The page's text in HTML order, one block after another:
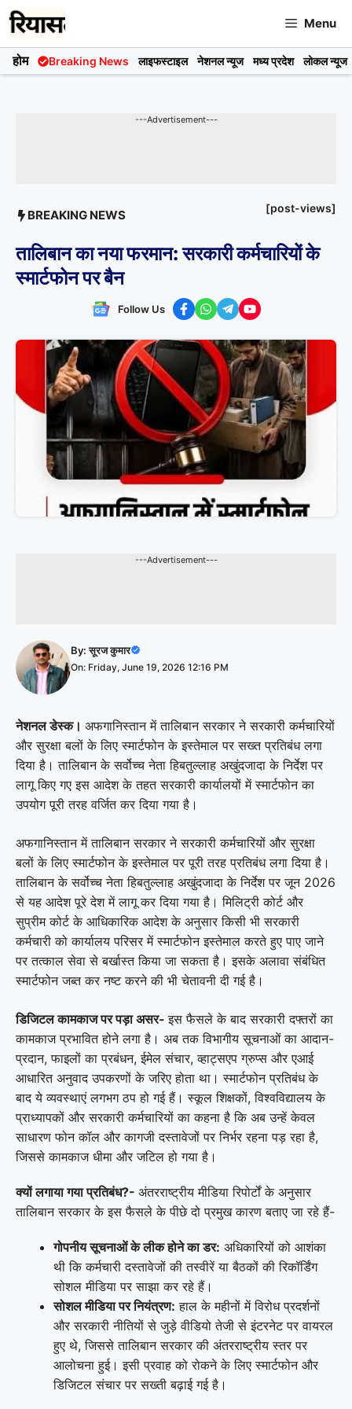
Skip
to
content
Menu
होम Breaking News लाइफस्टाइल नेशनल न्यूज मध्य प्रदेश लोकल न्यूज
---Advertisement---
BREAKING NEWS [post-views]
तालिबान का नया फरमान: सरकारी कर्मचारियों के
स्मार्टफोन पर बैन
Follow Us
---Advertisement---
By:सूरज कुमार
On: Friday, June 19, 2026 12:16 PM
नेशनल डेस्क। अफगानिस्तान में तालिबान सरकार ने सरकारी कर्मचारियों
और सुरक्षा बलों के लिए स्मार्टफोन के इस्तेमाल पर सख्त प्रतिबंध लगा
दिया है। तालिबान के सर्वोच्च नेता हिबतुल्लाह अखुंदजादा के निर्देश पर
लागू किए गए इस आदेश के तहत सरकारी कार्यालयों में स्मार्टफोन का
उपयोग पूरी तरह वर्जित कर दिया गया है।
अफगानिस्तान में तालिबान सरकार ने सरकारी कर्मचारियों और सुरक्षा
बलों के लिए स्मार्टफोन के इस्तेमाल पर पूरी तरह प्रतिबंध लगा दिया है।
तालिबान के सर्वोच्च नेताहिबतुल्लाह अखुंदजादा के निर्देश पर जून 2026
से यह आदेश पूरे देश में लागू कर दिया गया है। मिलिट्री कोर्ट और
सुप्रीम कोर्ट के आधिकारिक आदेश के अनुसार किसी भी सरकारी
कर्मचारी को कार्यालय परिसर में स्मार्टफोन इस्तेमाल करते हुए पाए जाने
पर तत्काल सेवा से बर्खास्त किया जा सकता है। इसके अलावा संबंधित
स्मार्टफोन जब्त कर नष्ट करने की भी चेतावनी दी गई है।
डिजिटल कामकाज पर पड़ा असर-इस फैसले के बाद सरकारी दफ्तरों का
कामकाज प्रभावित होने लगा है। अब तक विभागीय सूचनाओं का आदान-
प्रदान, फाइलों का प्रबंधन, ईमेल संचार, व्हाट्सएप ग्रुप्स और एआई
आधारित अनुवाद उपकरणों के जरिए होता था। स्मार्टफोन प्रतिबंध के
बाद ये व्यवस्थाएं लगभग ठप हो गई हैं। स्कूल शिक्षकों, विश्वविद्यालय के
प्राध्यापकों और सरकारी कर्मचारियों का कहना है कि अब उन्हें केवल
साधारण फोन कॉल और कागजी दस्तावेजों पर निर्भर रहना पड़ रहा है,
जिससे कामकाज धीमा और जटिल हो गया है।
क्यों लगाया गया प्रतिबंध?- अंतरराष्ट्रीय मीडिया रिपोर्टों के अनुसार
तालिबान सरकार के इस फैसले के पीछे दो प्रमुख कारण बताए जा रहे हैं-
गोपनीय सूचनाओं के लीक होने का डर: अधिकारियों को आशंका
थी कि कर्मचारी दस्तावेजों की तस्वीरें या बैठकों की रिकॉर्डिंग
सोशल मीडिया पर साझा कर रहे हैं।
सोशल मीडिया पर नियंत्रण: हाल के महीनों में विरोध प्रदर्शनों
और सरकारी नीतियों से जुड़े वीडियो तेजी से इंटरनेट पर वायरल
हुए थे, जिससे तालिबान सरकार की अंतरराष्ट्रीय स्तर पर
आलोचना हुई। इसी प्रवाह को रोकने के लिए स्मार्टफोन और
डिजिटल संचार पर सख्ती बढ़ाई गई है।